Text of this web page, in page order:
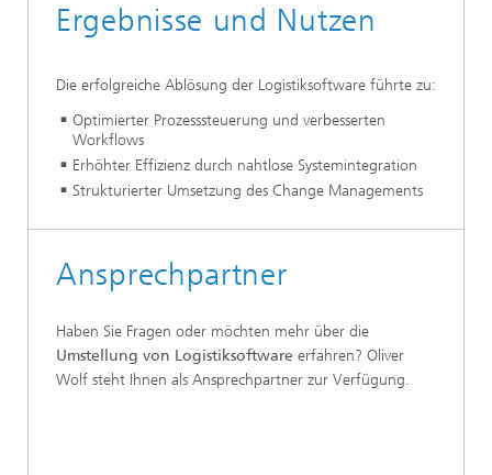
Ergebnisse und Nutzen
Die erfolgreiche Ablösung der Logistiksoftware führte zu:
Optimierter Prozesssteuerung und verbesserten
Workflows
Erhöhter Effizienz durch nahtlose Systemintegration
Strukturierter Umsetzung des Change Managements
Ansprechpartner
Haben Sie Fragen oder möchten mehr über die
Umstellung von Logistiksoftware erfahren? Oliver
Wolf steht Ihnen als Ansprechpartner zur Verfügung.